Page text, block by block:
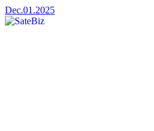
Dec.01.2025